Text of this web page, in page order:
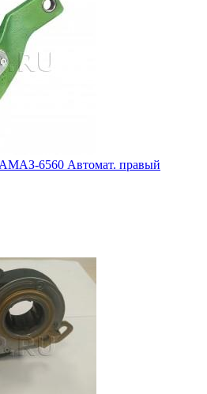
6560 Автомат. правый